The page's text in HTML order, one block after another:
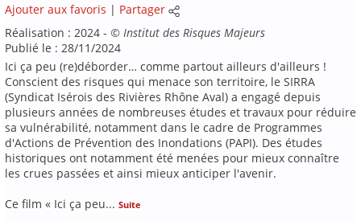
Ajouter aux favoris | Partager
Réalisation : 2024 - © Institut des Risques Majeurs
Publié le : 28/11/2024
Ici ça peu (re)déborder… comme partout ailleurs d'ailleurs !
Conscient des risques qui menace son territoire, le SIRRA
(Syndicat Isérois des Rivières Rhône Aval) a engagé depuis
plusieurs années de nombreuses études et travaux pour réduire
sa vulnérabilité, notamment dans le cadre de Programmes
d'Actions de Prévention des Inondations (PAPI). Des études
historiques ont notamment été menées pour mieux connaître
les crues passées et ainsi mieux anticiper l'avenir.
Ce film « Ici ça peu... Suite